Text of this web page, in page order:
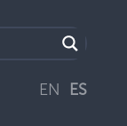
EN ES